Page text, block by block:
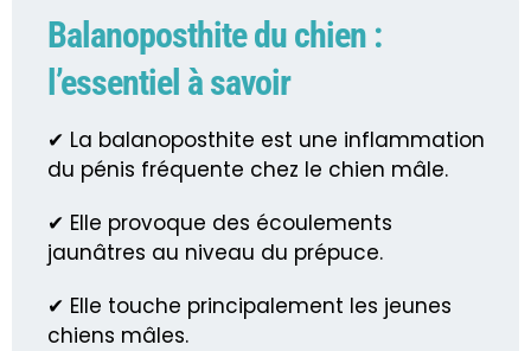
Balanoposthite du chien :
l’essentiel à savoir
✔ La balanoposthite est une inflammation
du pénis fréquente chez le chien mâle.
✔ Elle provoque des écoulements
jaunâtres au niveau du prépuce.
✔ Elle touche principalement les jeunes
chiens mâles.